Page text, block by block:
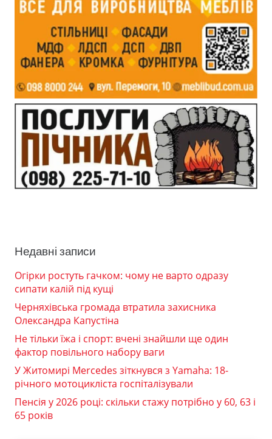
Недавні записи
Огірки ростуть гачком: чому не варто одразу
сипати калій під кущі
Черняхівська громада втратила захисника
Олександра Капустіна
Не тільки їжа і спорт: вчені знайшли ще один
фактор повільного набору ваги
У Житомирі Mercedes зіткнувся з Yamaha: 18-
річного мотоцикліста госпіталізували
Пенсія у 2026 році: скільки стажу потрібно у 60, 63 і
65 років